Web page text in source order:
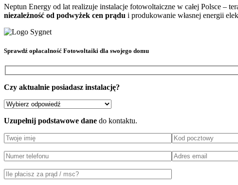
Neptun Energy od lat realizuje instalacje fotowoltaiczne w całej Polsce –
niezależność od podwyżek cen prądu i produkowanie własnej energii
Sprawdź opłacalność Fotowoltaiki dla swojego domu
Czy aktualnie posiadasz instalację?
Uzupełnij podstawowe dane do kontaktu.